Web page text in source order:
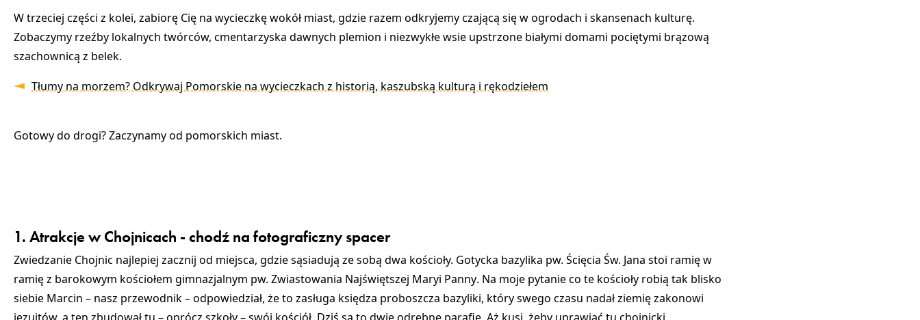
W trzeciej części z kolei, zabiorę Cię na wycieczkę wokół miast, gdzie razem odkryjemy czającą się w ogrodach i skansenach kulturę.
Zobaczymy rzeźby lokalnych twórców, cmentarzyska dawnych plemion i niezwykłe wsie upstrzone białymi domami pociętymi brązową
szachownicą z belek.
Tłumy na morzem? Odkrywaj Pomorskie na wycieczkach z historią, kaszubską kulturą i rękodziełem
Gotowy do drogi? Zaczynamy od pomorskich miast.
1. Atrakcje w Chojnicach - chodź na fotograficzny spacer
Zwiedzanie Chojnic najlepiej zacznij od miejsca, gdzie sąsiadują ze sobą dwa kościoły. Gotycka bazylika pw. Ścięcia Św. Jana stoi ramię w
ramię z barokowym kościołem gimnazjalnym pw. Zwiastowania Najświętszej Maryi Panny. Na moje pytanie co te kościoły robią tak blisko
siebie Marcin – nasz przewodnik – odpowiedział, że to zasługa księdza proboszcza bazyliki, który swego czasu nadał ziemię zakonowi